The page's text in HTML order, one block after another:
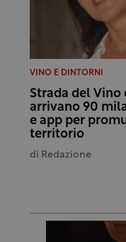
VINO E DINTORNI
Strada del Vino
arrivano 90
e app per
territorio
di Redazione